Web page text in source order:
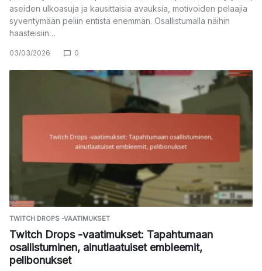
aseiden ulkoasuja ja kausittaisia avauksia, motivoiden pelaajia
syventymään peliin entistä enemmän. Osallistumalla näihin
haasteisiin…
03/03/2026 0
TWITCH DROPS -VAATIMUKSET
Twitch Drops -vaatimukset: Tapahtumaan
osallistuminen, ainutlaatuiset embleemit,
pelibonukset